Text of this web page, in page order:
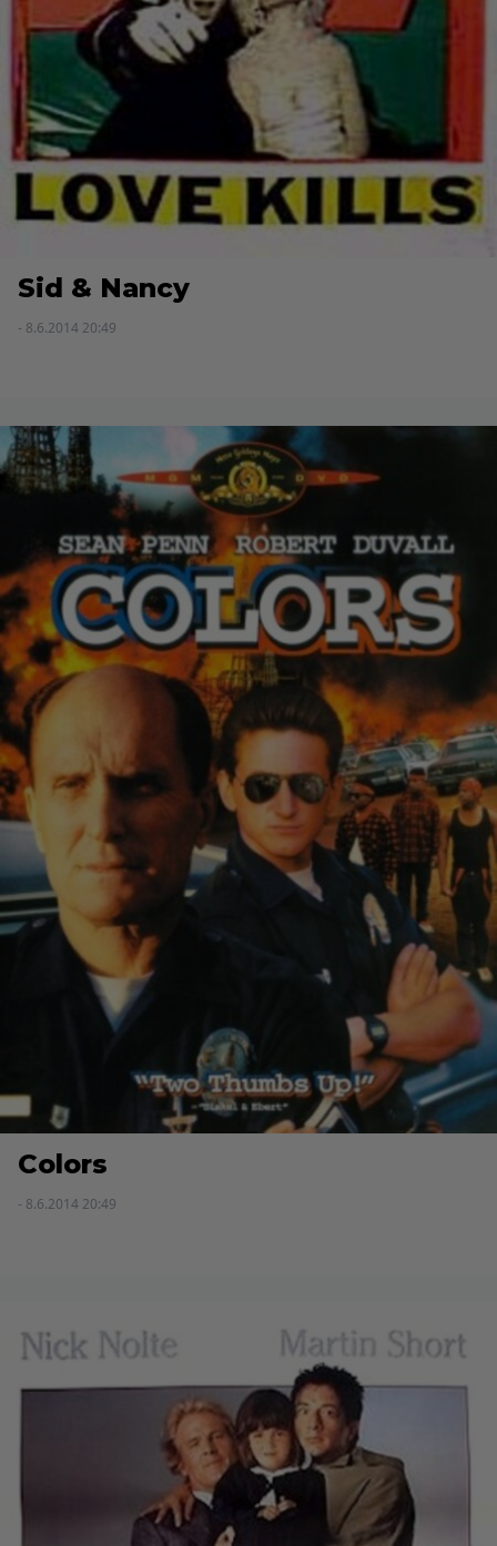
Sid & Nancy
- 8.6.2014 20:49
Colors
- 8.6.2014 20:49